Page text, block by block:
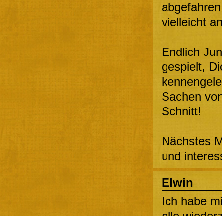
vielleicht
Endlich
gespielt,
Sachen
Schnitt!
Nächstes
und
Elwin
Ich habe